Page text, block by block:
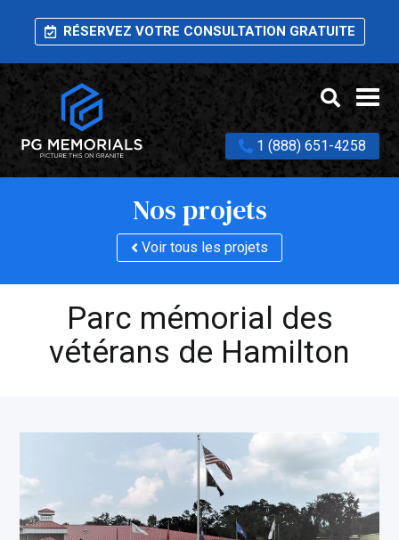
RÉSERVEZ VOTRE CONSULTATION GRATUITE
1 (888) 651-4258
Nos projets
Voir tous les projets
Parc mémorial des
vétérans de Hamilton